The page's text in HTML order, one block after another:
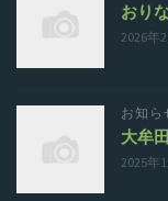
おり
2026年
お知ら
大牟
2025年